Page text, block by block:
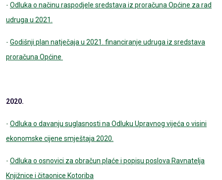
- Odluka o načinu raspodjele sredstava iz proračuna Općine za rad
udruga u 2021.
- Godišnji plan natječaja u 2021. financiranje udruga iz sredstava
proračuna Općine
2020.
- Odluka o davanju suglasnosti na Odluku Upravnog vijeća o visini
ekonomske cijene smještaja 2020.
- Odluka o osnovici za obračun plaće i popisu poslova Ravnatelja
Knjižnice i čitaonice Kotoriba